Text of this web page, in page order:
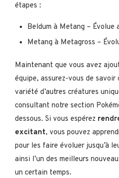
étapes :
Beldum à Metang – Évolue
Metang à Metagross –
Maintenant que vous avez
équipe, assurez-vous de
variété d’autres créatures
consultant notre section
dessous. Si vous espérez
excitant, vous pouvez
pour les faire évoluer jusqu’à
ainsi l’un des meilleurs
un certain temps.